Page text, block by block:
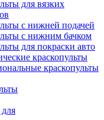
для вязких
с нижней подачей
с нижним бачком
для покраски авто
краскопульты
краскопульты